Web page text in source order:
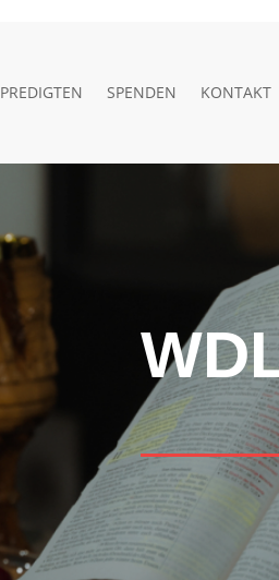
PREDIGTEN SPENDEN KONTAKT